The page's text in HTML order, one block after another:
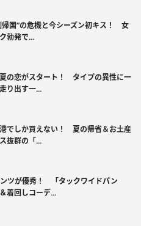
帰国”の危機と今シーズン初キス！ 女
勃発で...
の恋がスタート！ タイプの異性に一
り出す一...
でしか買えない！ 夏の帰省＆お土産
抜群の「...
ツが優秀！ 「タックワイドパン
着回しコーデ...